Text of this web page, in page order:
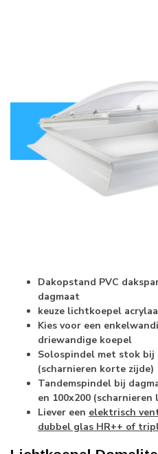
Dakopstand PVC
dagmaat
keuze lichtkoepel
Kies voor een
driewandige koepel
Solospindel met stok bij
(scharnieren korte zijde)
Tandemspindel bij
en 100x200 (scharnieren
Liever een elektrisch
dubbel glas HR++ of